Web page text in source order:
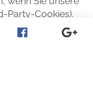
Party-Cookies).
oder Ihnen die
Dienstleistungen